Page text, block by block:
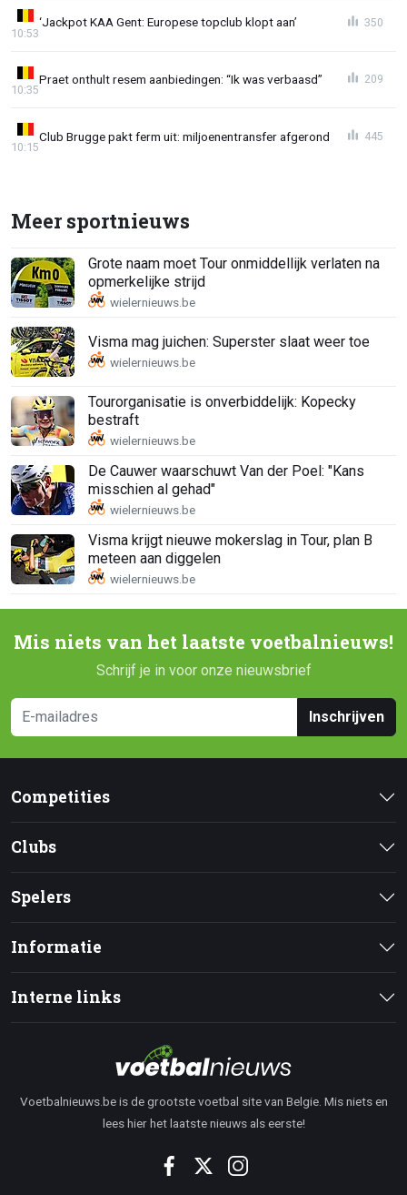
‘Jackpot KAA Gent: Europese topclub klopt aan’
10:53
350
Praet onthult resem aanbiedingen: “Ik was verbaasd”
10:35
209
Club Brugge pakt ferm uit: miljoenentransfer afgerond
10:15
445
Meer sportnieuws
Grote naam moet Tour onmiddellijk verlaten na
opmerkelijke strijd
Visma mag juichen: Superster slaat weer toe
Tourorganisatie is onverbiddelijk: Kopecky
bestraft
De Cauwer waarschuwt Van der Poel: "Kans
misschien al gehad"
Visma krijgt nieuwe mokerslag in Tour, plan B
meteen aan diggelen
Mis niets van het laatste voetbalnieuws!
Schrijf je in voor onze nieuwsbrief
Inschrijven
Competities
Clubs
Spelers
Informatie
Interne links
Voetbalnieuws.be is de grootste voetbal site van Belgie. Mis niets en
lees hier het laatste nieuws als eerste!